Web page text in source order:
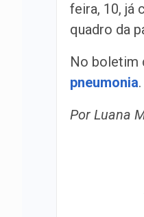
feira, 10, já
quadro da
No boletim
pneumonia.
Por Luana